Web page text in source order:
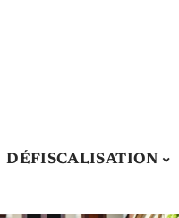
DÉFISCALISATION